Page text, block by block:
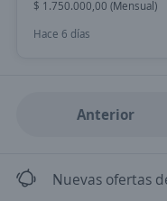
$ 1.750.000,00 (Mensual)
Hace 6 días
Anterior
Nuevas ofertas